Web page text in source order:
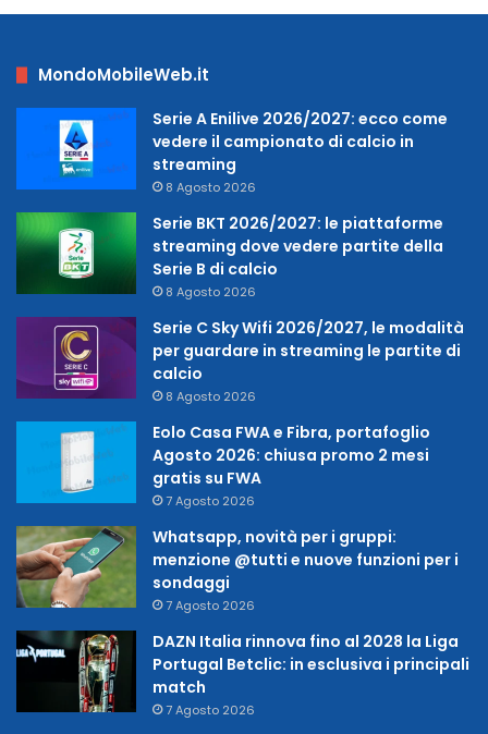
MondoMobileWeb.it
Serie A Enilive 2026/2027: ecco come
vedere il campionato di calcio in
streaming
8 Agosto 2026
Serie BKT 2026/2027: le piattaforme
streaming dove vedere partite della
Serie B di calcio
8 Agosto 2026
Serie C Sky Wifi 2026/2027, le modalità
per guardare in streaming le partite di
calcio
8 Agosto 2026
Eolo Casa FWA e Fibra, portafoglio
Agosto 2026: chiusa promo 2 mesi
gratis su FWA
7 Agosto 2026
Whatsapp, novità per i gruppi:
menzione @tutti e nuove funzioni per i
sondaggi
7 Agosto 2026
DAZN Italia rinnova fino al 2028 la Liga
Portugal Betclic: in esclusiva i principali
match
7 Agosto 2026